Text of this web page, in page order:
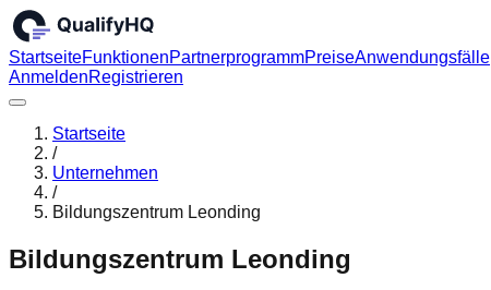
StartseiteFunktionenPartnerprogrammPreiseAnwendungsfälle
AnmeldenRegistrieren
Startseite
/
Unternehmen
/
Bildungszentrum Leonding
Bildungszentrum Leonding